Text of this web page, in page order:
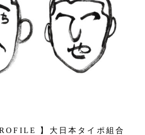
】大日本タイポ組合